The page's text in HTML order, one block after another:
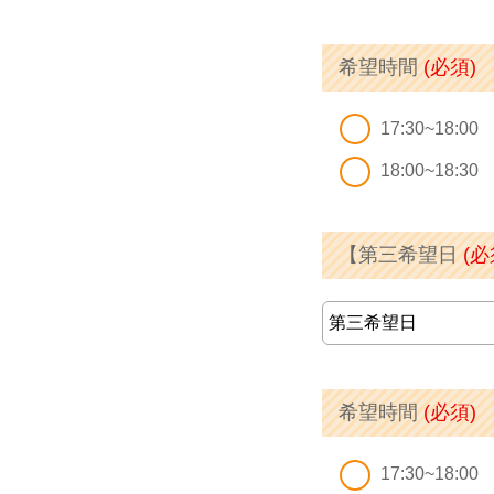
希望時間 (必須)
17:30~18:00
18:00~18:30
【第三希望日 (必
希望時間 (必須)
17:30~18:00